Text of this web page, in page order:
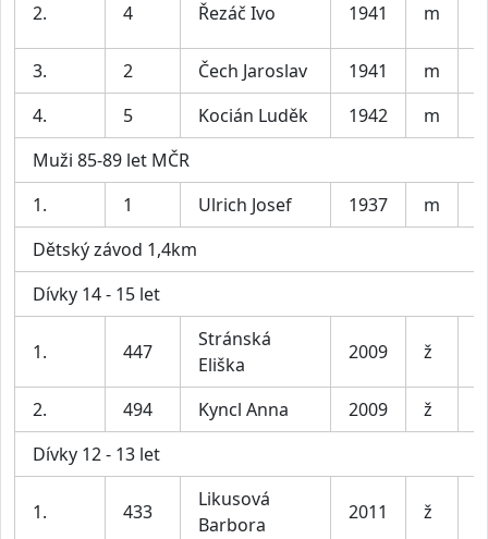
2. 4 Řezáč Ivo 1941 m
3.
2 Čech Jaroslav 1941 m
4.
5 Kocián Luděk 1942 m
Muži 85-89 let MČR
1.
1 Ulrich Josef 1937 m
Dětský závod 1,4km
Dívky 14 - 15 let
1. 447
Stránská
Eliška
2009 ž
2.
494 Kyncl Anna 2009 ž
Dívky 12 - 13 let
1. 433
Likusová
Barbora
2011 ž